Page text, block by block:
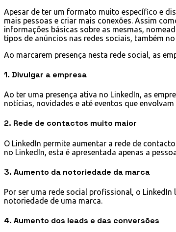
Apesar de ter um formato muito específico e
mais pessoas e criar mais conexões. Assim
informações básicas sobre as mesmas,
tipos de anúncios nas redes sociais, também
Ao marcarem presença nesta rede social, as
1. Divulgar a empresa
Ao ter uma presença ativa no LinkedIn, as
notícias, novidades e até eventos que
2. Rede de contactos muito maior
O LinkedIn permite aumentar a rede de
no LinkedIn, esta é apresentada apenas a
3. Aumento da notoriedade da marca
Por ser uma rede social profissional, o
notoriedade de uma marca.
4. Aumento dos leads e das conversões